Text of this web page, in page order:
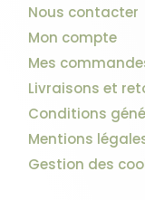
Nous contacter
Mon compte
Mes
Livraisons et
Conditions
Mentions
Gestion des